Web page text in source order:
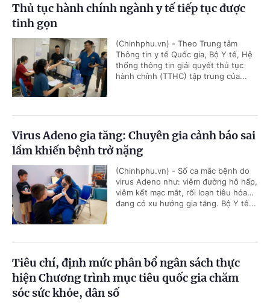
Thủ tục hành chính ngành y tế tiếp tục được
tinh gọn
(Chinhphu.vn) - Theo Trung tâm
Thông tin y tế Quốc gia, Bộ Y tế, Hệ
thống thông tin giải quyết thủ tục
hành chính (TTHC) tập trung của...
Virus Adeno gia tăng: Chuyên gia cảnh báo sai
lầm khiến bệnh trở nặng
(Chinhphu.vn) - Số ca mắc bệnh do
virus Adeno như: viêm đường hô hấp,
viêm kết mạc mắt, rối loạn tiêu hóa…
đang có xu hướng gia tăng. Bộ Y tế...
Tiêu chí, định mức phân bổ ngân sách thực
hiện Chương trình mục tiêu quốc gia chăm
sóc sức khỏe, dân số